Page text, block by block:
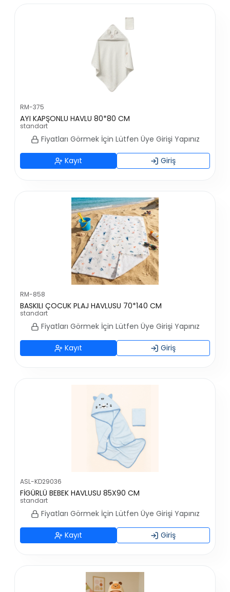
RM-375
AYI KAPŞONLU HAVLU 80*80 CM
standart
Fiyatları Görmek İçin Lütfen Üye Girişi Yapınız
Kayıt Giriş
RM-858
BASKILI ÇOCUK PLAJ HAVLUSU 70*140 CM
standart
Fiyatları Görmek İçin Lütfen Üye Girişi Yapınız
Kayıt Giriş
ASL-KD29036
FİGÜRLÜ BEBEK HAVLUSU 85X90 CM
standart
Fiyatları Görmek İçin Lütfen Üye Girişi Yapınız
Kayıt Giriş